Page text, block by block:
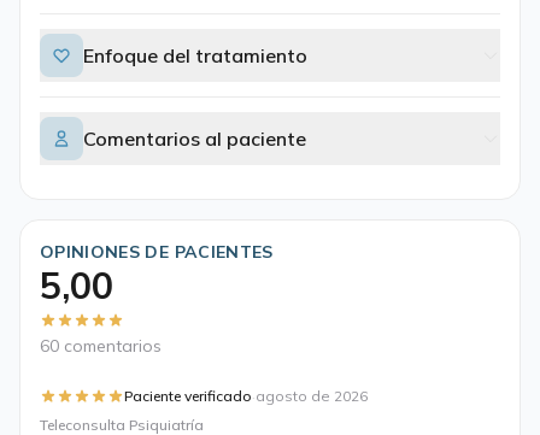
Enfoque del tratamiento
Comentarios al paciente
OPINIONES DE PACIENTES
5,00
60 comentarios
Paciente verificado·agosto de 2026
Teleconsulta Psiquiatría